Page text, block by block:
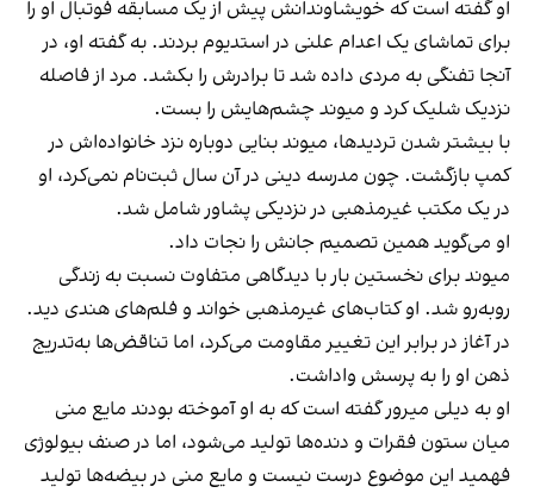
او گفته است که خویشاوندانش پیش از یک مسابقه فوتبال او را
برای تماشای یک اعدام علنی در استدیوم بردند. به گفته او، در
آنجا تفنگی به مردی داده شد تا برادرش را بکشد. مرد از فاصله
نزدیک شلیک کرد و میوند چشم‌هایش را بست.
با بیشتر شدن تردیدها، میوند بنایی دوباره نزد خانواده‌اش در
کمپ بازگشت. چون مدرسه دینی در آن سال ثبت‌نام نمی‌کرد، او
در یک مکتب غیرمذهبی در نزدیکی پشاور شامل شد.
او می‌گوید همین تصمیم جانش را نجات داد.
میوند برای نخستین بار با دیدگاهی متفاوت نسبت به زندگی
روبه‌رو شد. او کتاب‌های غیرمذهبی خواند و فلم‌های هندی دید.
در آغاز در برابر این تغییر مقاومت می‌کرد، اما تناقض‌ها به‌تدریج
ذهن او را به پرسش واداشت.
او به دیلی میرور گفته است که به او آموخته بودند مایع منی
میان ستون فقرات و دنده‌ها تولید می‌شود، اما در صنف بیولوژی
فهمید این موضوع درست نیست و مایع منی در بیضه‌ها تولید